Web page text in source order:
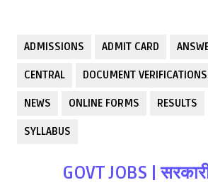
ADMISSIONS ADMIT CARD
CENTRAL DOCUMENT VERIFICATIONS
NEWS ONLINE FORMS RESULTS
SYLLABUS
GOVT JOBS |